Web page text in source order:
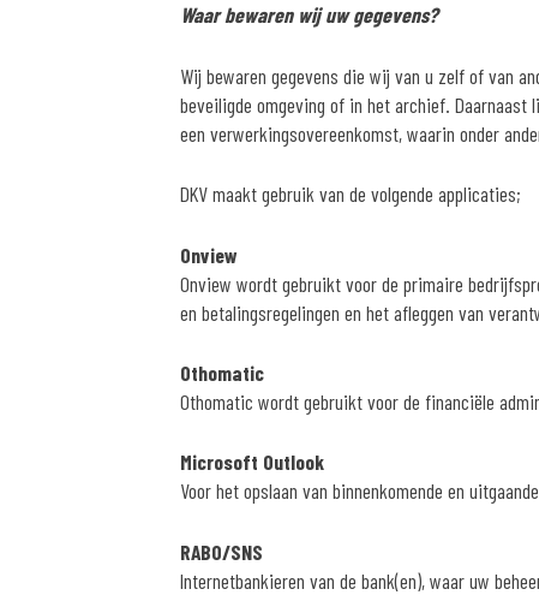
Waar bewaren wij uw gegevens?
Wij bewaren gegevens die wij van u zelf of van
beveiligde omgeving of in het archief. Daarnaast
een verwerkingsovereenkomst, waarin onder
DKV maakt gebruik van de volgende applicaties;
Onview
Onview wordt gebruikt voor de primaire
en betalingsregelingen en het afleggen van
Othomatic
Othomatic wordt gebruikt voor de financiële
Microsoft Outlook
Voor het opslaan van binnenkomende en
RABO/SNS
Internetbankieren van de bank(en), waar uw